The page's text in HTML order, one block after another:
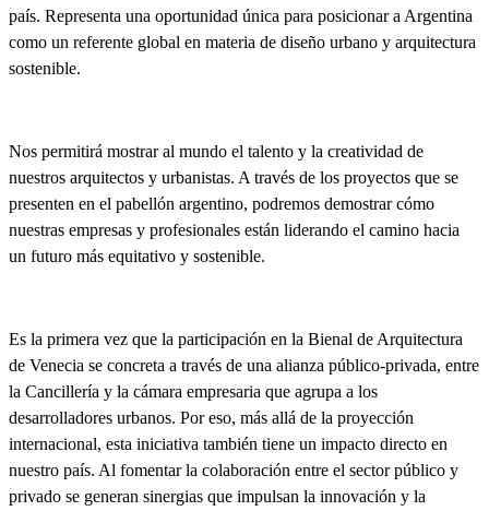
país. Representa una oportunidad única para posicionar a Argentina
como un referente global en materia de diseño urbano y arquitectura
sostenible.
Nos permitirá mostrar al mundo el talento y la creatividad de
nuestros arquitectos y urbanistas. A través de los proyectos que se
presenten en el pabellón argentino, podremos demostrar cómo
nuestras empresas y profesionales están liderando el camino hacia
un futuro más equitativo y sostenible.
Es la primera vez que la participación en la Bienal de Arquitectura
de Venecia se concreta a través de una alianza público-privada, entre
la Cancillería y la cámara empresaria que agrupa a los
desarrolladores urbanos. Por eso, más allá de la proyección
internacional, esta iniciativa también tiene un impacto directo en
nuestro país. Al fomentar la colaboración entre el sector público y
privado se generan sinergias que impulsan la innovación y la